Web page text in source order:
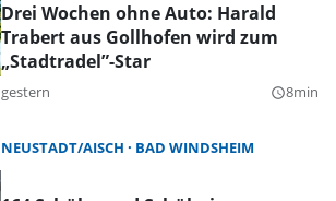
Drei Wochen ohne Auto: Harald
Trabert aus Gollhofen wird zum
„Stadtradel”-Star
gestern query_builder8min
NEUSTADT/AISCH BAD WINDSHEIM